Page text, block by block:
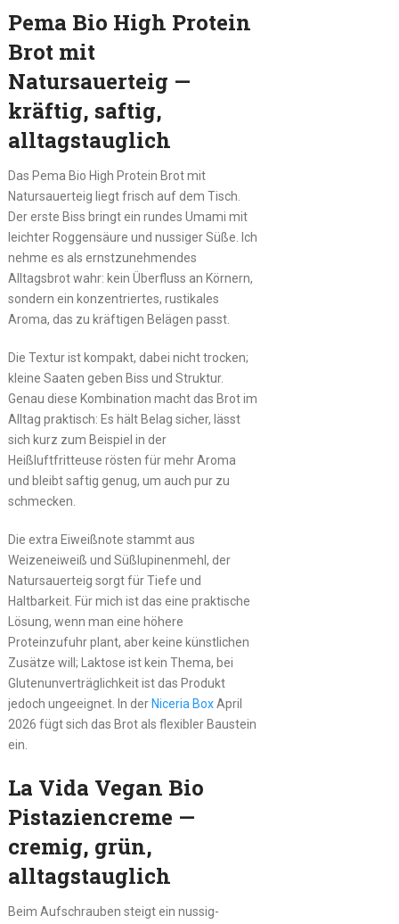
Pema Bio High Protein
Brot mit
Natursauerteig —
kräftig, saftig,
alltagstauglich
Das Pema Bio High Protein Brot mit
Natursauerteig liegt frisch auf dem Tisch.
Der erste Biss bringt ein rundes Umami mit
leichter Roggensäure und nussiger Süße. Ich
nehme es als ernstzunehmendes
Alltagsbrot wahr: kein Überfluss an Körnern,
sondern ein konzentriertes, rustikales
Aroma, das zu kräftigen Belägen passt.
Die Textur ist kompakt, dabei nicht trocken;
kleine Saaten geben Biss und Struktur.
Genau diese Kombination macht das Brot im
Alltag praktisch: Es hält Belag sicher, lässt
sich kurz zum Beispiel in der
Heißluftfritteuse rösten für mehr Aroma
und bleibt saftig genug, um auch pur zu
schmecken.
Die extra Eiweißnote stammt aus
Weizeneiweiß und Süßlupinenmehl, der
Natursauerteig sorgt für Tiefe und
Haltbarkeit. Für mich ist das eine praktische
Lösung, wenn man eine höhere
Proteinzufuhr plant, aber keine künstlichen
Zusätze will; Laktose ist kein Thema, bei
Glutenunverträglichkeit ist das Produkt
jedoch ungeeignet. In der Niceria BoxApril
2026 fügt sich das Brot als flexibler Baustein
ein.
La Vida Vegan Bio
Pistaziencreme —
cremig, grün,
alltagstauglich
Beim Aufschrauben steigt ein nussig-